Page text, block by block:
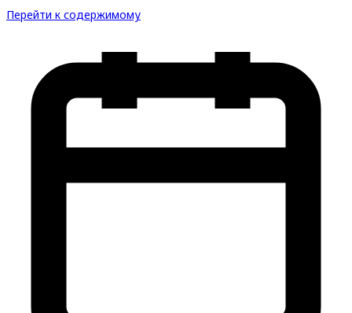
Перейти к содержимому